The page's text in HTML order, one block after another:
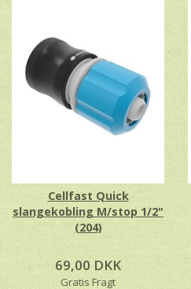
Cellfast Quick
slangekobling M/stop 1/2"
(204)
69,00 DKK
Gratis Fragt